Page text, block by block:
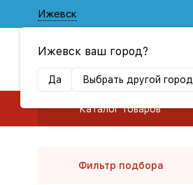
Ижевск
Ижевск ваш город?
Да Выбрать другой город
Каталог товаров
Фильтр подбора